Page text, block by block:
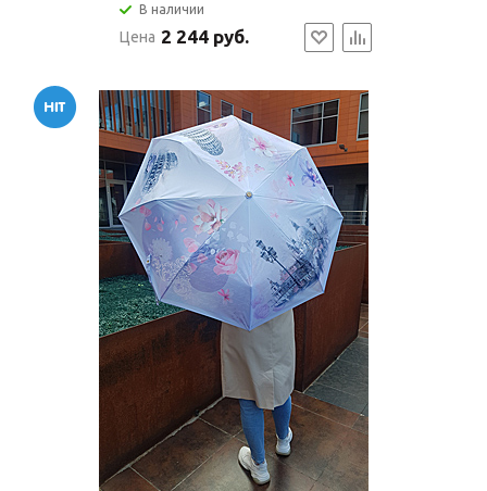
В наличии
Цена 2 244 руб.